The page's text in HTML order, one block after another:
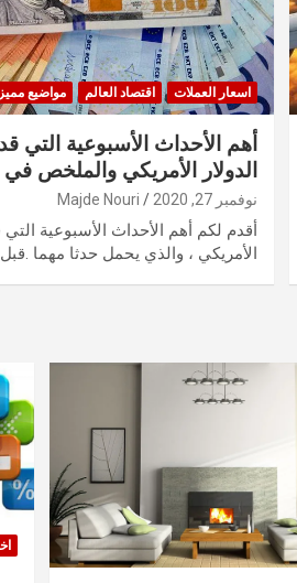
اسعار العملات اقتصاد العالم مواضيع
أهم الأحداث الأسبوعية التي
الدولار الأمريكي والملخص
نوفمبر 27, 2020 Majde Nouri
أقدم لكم أهم الأحداث الأسبوعية
الأمريكي ، والذي يحمل حدثا مهما